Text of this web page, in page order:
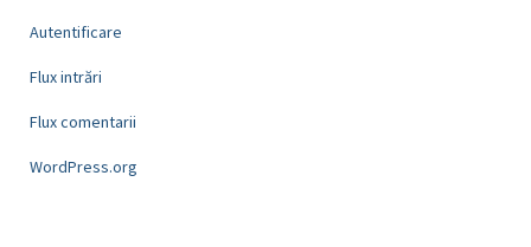
Autentificare
Flux intrări
Flux comentarii
WordPress.org